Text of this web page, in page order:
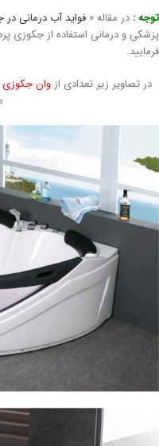
: در مقاله «فواید آب درمانی در
و درمانی استفاده از جکوزی
در تصاویر زیر تعدادی ازوان جکوزی